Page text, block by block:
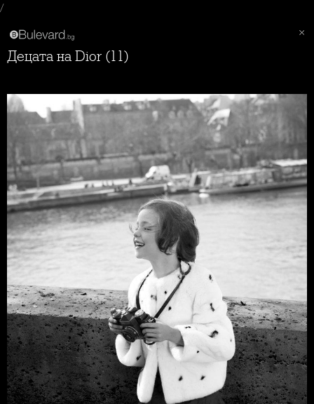
/
Децата на Dior (11)